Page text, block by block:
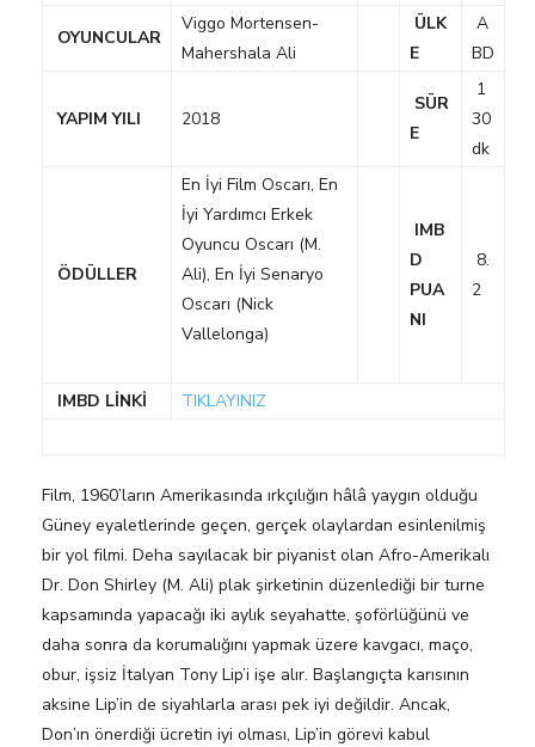
OYUNCULAR
Viggo Mortensen-
Mahershala Ali
ÜLK
E
A
BD
YAPIM YILI 2018
SÜR
E
1
30
dk
ÖDÜLLER
En İyi Film Oscarı, En
İyi Yardımcı Erkek
Oyuncu Oscarı (M.
Ali), En İyi Senaryo
Oscarı (Nick
Vallelonga)
IMB
D
PUA
NI
8.
2
IMBD LİNKİ TIKLAYINIZ
Film, 1960’ların Amerikasında ırkçılığın hâlâ yaygın olduğu
Güney eyaletlerinde geçen, gerçek olaylardan esinlenilmiş
bir yol filmi. Deha sayılacak bir piyanist olan Afro-Amerikalı
Dr. Don Shirley (M. Ali) plak şirketinin düzenlediği bir turne
kapsamında yapacağı iki aylık seyahatte, şoförlüğünü ve
daha sonra da korumalığını yapmak üzere kavgacı, maço,
obur, işsiz İtalyan Tony Lip’i işe alır. Başlangıçta karısının
aksine Lip’in de siyahlarla arası pek iyi değildir. Ancak,
Don’ın önerdiği ücretin iyi olması, Lip’in görevi kabul